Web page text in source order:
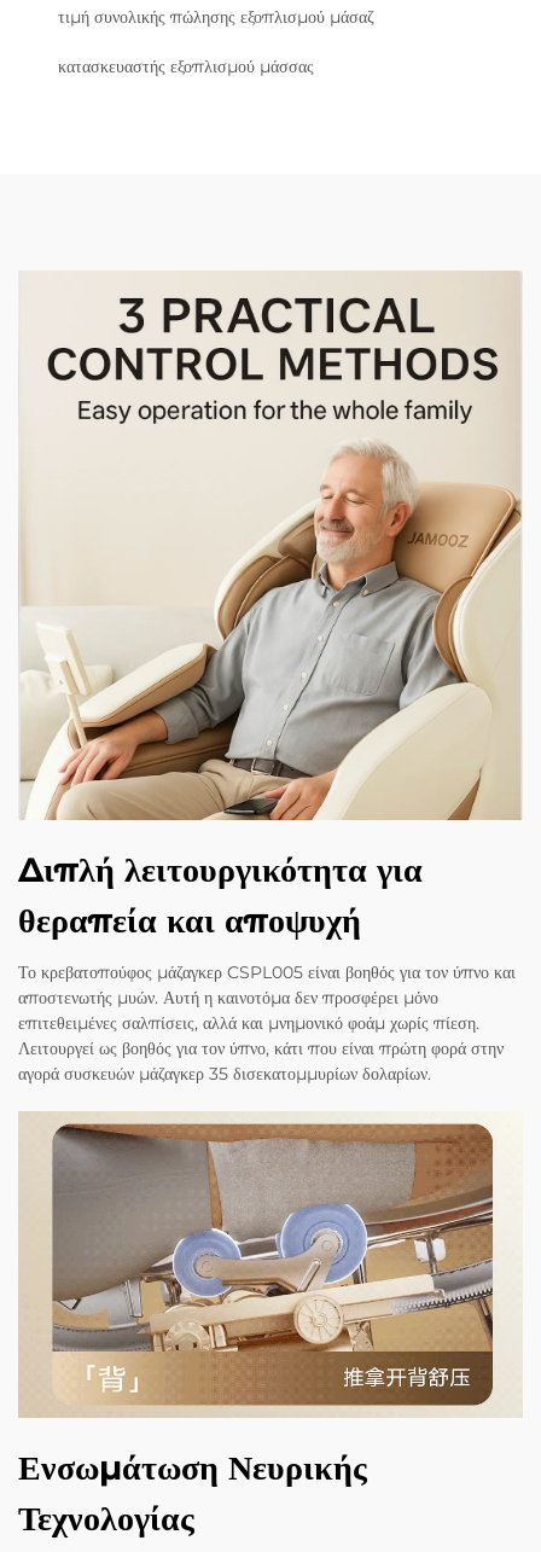
τιμή συνολικής πώλησης εξοπλισμού μάσαζ
κατασκευαστής εξοπλισμού μάσσας
Διπλή λειτουργικότητα για
θεραπεία και αποψυχή
Το κρεβατοπούφος μάζαγκερ CSPL005 είναι βοηθός για τον ύπνο και
αποστενωτής μυών. Αυτή η καινοτόμα δεν προσφέρει μόνο
επιτεθειμένες σαλπίσεις, αλλά και μνημονικό φοάμ χωρίς πίεση.
Λειτουργεί ως βοηθός για τον ύπνο, κάτι που είναι πρώτη φορά στην
αγορά συσκευών μάζαγκερ 35 δισεκατομμυρίων δολαρίων.
Ενσωμάτωση Νευρικής
Τεχνολογίας